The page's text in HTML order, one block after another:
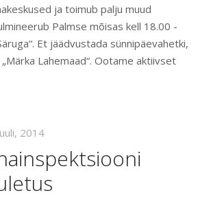
ja toimub palju muud
Palmse mõisas kell 18.00 -
Et jäädvustada sünnipäevahetki,
Lahemaad“. Ootame aktiivset
2014